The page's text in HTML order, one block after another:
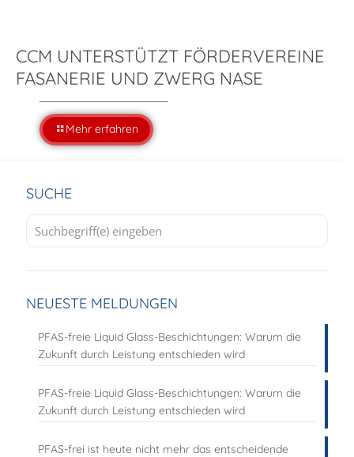
CCM UNTERSTÜTZT FÖRDERVEREINE
FASANERIE UND ZWERG NASE
Mehr erfahren
SUCHE
NEUESTE MELDUNGEN
PFAS-freie Liquid Glass-Beschichtungen: Warum die
Zukunft durch Leistung entschieden wird
PFAS-freie Liquid Glass-Beschichtungen: Warum die
Zukunft durch Leistung entschieden wird
PFAS-frei ist heute nicht mehr das entscheidende